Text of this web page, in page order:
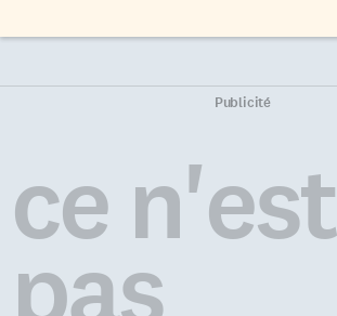
Publicité
ce n'est
pas